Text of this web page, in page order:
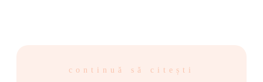
continuă să citești